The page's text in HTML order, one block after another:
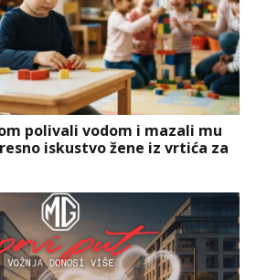
polivali vodom i mazali mu
iskustvo žene iz vrtića za